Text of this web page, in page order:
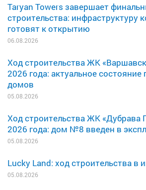
Taryan Towers завершает
строительства: инфраструктуру
готовят к открытию
06.08.2026
Ход строительства ЖК
2026 года: актуальное состояние
домов
05.08.2026
Ход строительства ЖК «Дубрава
2026 года: дом №8 введен в
05.08.2026
Lucky Land: ход строительства в
05.08.2026